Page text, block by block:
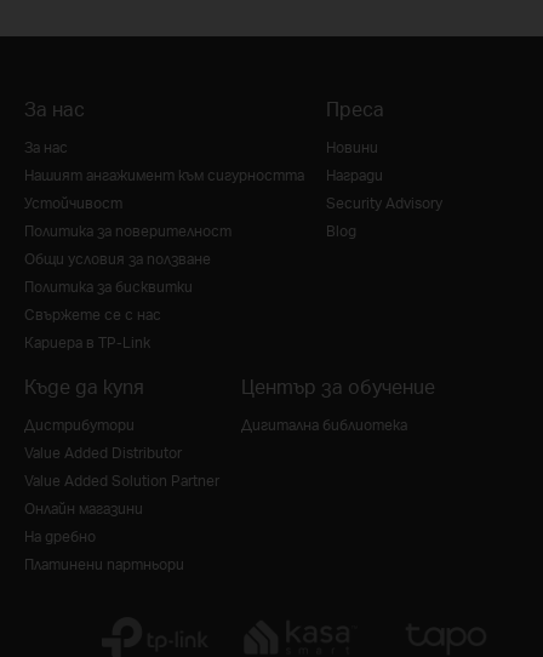
За нас
За нас
Нашият ангажимент към сигурността
Устойчивост
Политика за поверителност
Общи условия за ползване
Политика за бисквитки
Свържете се с нас
Кариера в TP-Link
Преса
Новини
Награди
Security Advisory
Blog
Къде да купя
Дистрибутори
Value Added Distributor
Value Added Solution Partner
Онлайн магазини
На дребно
Платинени партньори
Център за обучение
Дигитална библиотека